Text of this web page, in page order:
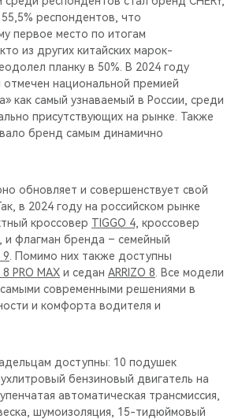
респондентов, что
первое место по итогам
из других китайских марок-
планку в 50%. В 2024 году
отмечен национальной премией
как самый узнаваемый в России, среди
присутствующих на рынке. Также
бренд самым динамично
обновляет и совершенствует свой
в 2024 году на российском рынке
кроссовер TIGGO 4, кроссовер
, и флагман бренда – семейный
9 . Помимо них также доступны
8 PRO MAX и седан ARRIZO 8 . Все модели
современными решениями в
и комфорта водителя и
доступны: 10 подушек
бензиновый двигатель на
автоматическая трансмиссия,
шумоизоляция, 15-тидюймовый